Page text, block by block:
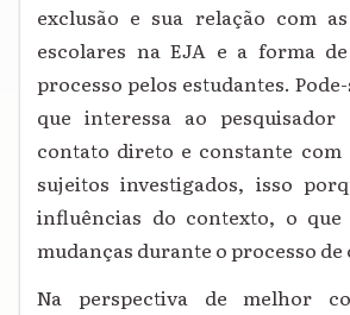
exclusão e sua relação com
escolares na EJA e a forma
processo pelos estudantes.
que interessa ao
contato direto e constante com
sujeitos investigados, isso
influências do contexto, o que
mudanças durante o processo de
Na perspectiva de melhor